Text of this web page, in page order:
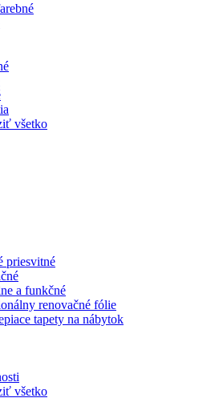
všetko
priesvitné
a funkčné
renovačné fólie
tapety na nábytok
všetko